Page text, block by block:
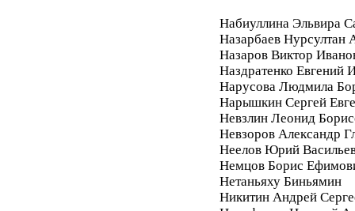
Набиуллина Эльвира
Назарбаев Нурсултан
Назаров Виктор
Наздратенко Евгений
Нарусова Людмила
Нарышкин Сергей
Невзлин Леонид
Невзоров Александр
Неелов Юрий
Немцов Борис
Нетаньяху Биньямин
Никитин Андрей